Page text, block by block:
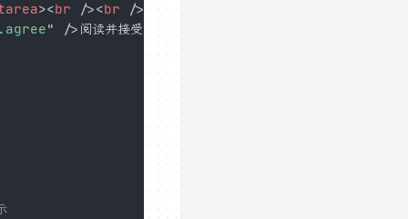
><br /><br
/>
" /> 阅读并接受